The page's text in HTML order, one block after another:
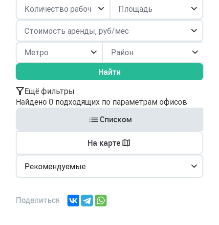
Район
Найти
Ещё фильтры
Найдено 0 подходящих по параметрам офисов
Списком
На карте
Рекомендуемые
Поделиться